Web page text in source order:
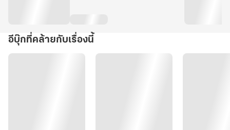
อีบุ๊กที่คล้ายกับเรื่องนี้